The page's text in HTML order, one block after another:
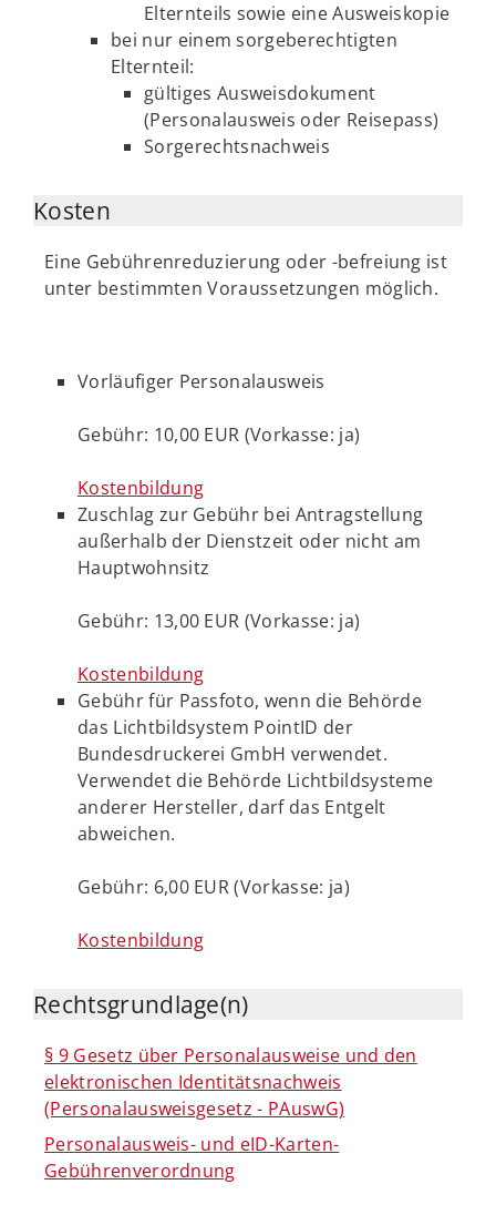
Elternteils sowie eine Ausweiskopie
bei nur einem sorgeberechtigten
Elternteil:
gültiges Ausweisdokument
(Personalausweis oder Reisepass)
Sorgerechtsnachweis
Kosten
Eine Gebührenreduzierung oder -befreiung ist
unter bestimmten Voraussetzungen möglich.
Vorläufiger Personalausweis
Gebühr: 10,00 EUR (Vorkasse: ja)
Kostenbildung
Zuschlag zur Gebühr bei Antragstellung
außerhalb der Dienstzeit oder nicht am
Hauptwohnsitz
Gebühr: 13,00 EUR (Vorkasse: ja)
Kostenbildung
Gebühr für Passfoto, wenn die Behörde
das Lichtbildsystem PointID der
Bundesdruckerei GmbH verwendet.
Verwendet die Behörde Lichtbildsysteme
anderer Hersteller, darf das Entgelt
abweichen.
Gebühr: 6,00 EUR (Vorkasse: ja)
Kostenbildung
Rechtsgrundlage(n)
§ 9 Gesetz über Personalausweise und den
elektronischen Identitätsnachweis
(Personalausweisgesetz - PAuswG)
Personalausweis- und eID-Karten-
Gebührenverordnung